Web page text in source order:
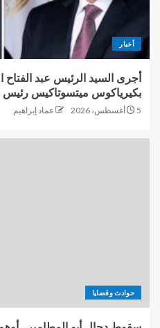
أخبار
أجرى السيد الرئيس عبد الفتاح
بكيرياكوس ميتسوتاكيس رئيس
5 أغسطس، 2026 عماد إبراهيم
حوادث وقضايا